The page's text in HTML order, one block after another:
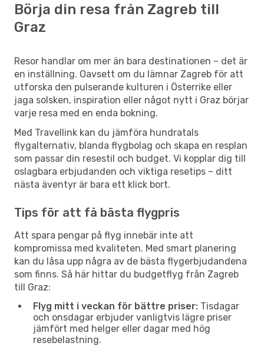
Börja din resa från Zagreb till
Graz
Resor handlar om mer än bara destinationen – det är
en inställning. Oavsett om du lämnar Zagreb för att
utforska den pulserande kulturen i Österrike eller
jaga solsken, inspiration eller något nytt i Graz börjar
varje resa med en enda bokning.
Med Travellink kan du jämföra hundratals
flygalternativ, blanda flygbolag och skapa en resplan
som passar din resestil och budget. Vi kopplar dig till
oslagbara erbjudanden och viktiga resetips – ditt
nästa äventyr är bara ett klick bort.
Tips för att få bästa flygpris
Att spara pengar på flyg innebär inte att
kompromissa med kvaliteten. Med smart planering
kan du låsa upp några av de bästa flygerbjudandena
som finns. Så här hittar du budgetflyg från Zagreb
till Graz:
Flyg mitt i veckan för bättre priser: Tisdagar
och onsdagar erbjuder vanligtvis lägre priser
jämfört med helger eller dagar med hög
resebelastning.